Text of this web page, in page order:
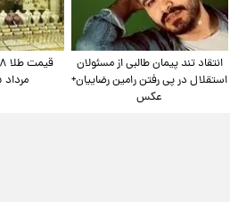
انتقاد تند پیمان طالبی از مسئولان
استقلال در پی رفتن رامین رضاییان+
عکس
مرداد ۱۴۰۵ +جدول